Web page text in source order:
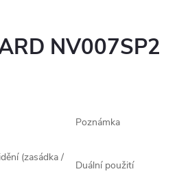
NV007SP2
Poznámka
(zasádka /
Duální použití